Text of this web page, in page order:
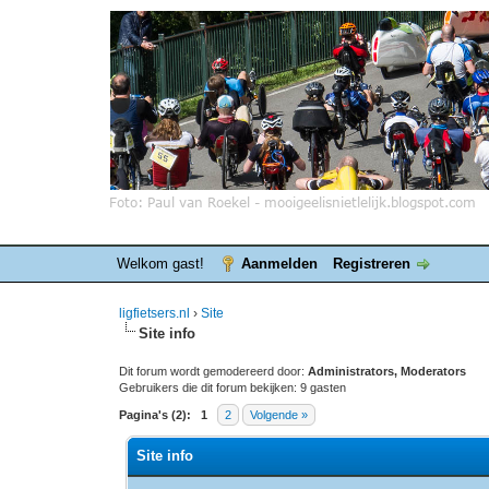
Welkom gast! Aanmelden Registreren
ligfietsers.nl ›Site
Site info
Dit forum wordt gemodereerd door:Administrators, Moderators
Gebruikers die dit forum bekijken: 9 gasten
Pagina's (2): 1 2 Volgende »
Site info